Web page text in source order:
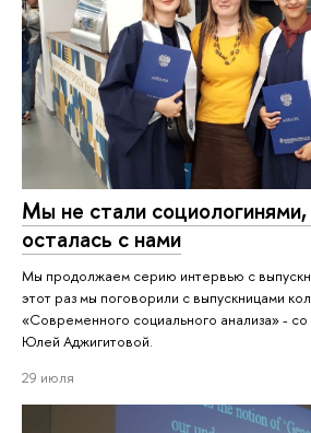
Мы не стали социологинями,
осталась с нами
Мы продолжаем серию интервью с
этот раз мы поговорили с выпускницами
«Современного социального анализа» -
Юлей Аджигитовой.
29 июля